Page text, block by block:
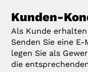
Kunden-
Als Kunde
Senden Sie eine
legen Sie als
die